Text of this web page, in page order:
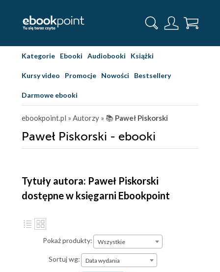
Kategorie Ebooki Audiobooki Książki
Kursy video Promocje Nowości Bestsellery
Darmowe ebooki
ebookpoint.pl » Autorzy » 📚 Paweł Piskorski
Paweł Piskorski - ebooki
Tytuły autora: Paweł Piskorski
dostępne w księgarni Ebookpoint
Pokaż produkty: Wszystkie
Sortuj wg: Data wydania